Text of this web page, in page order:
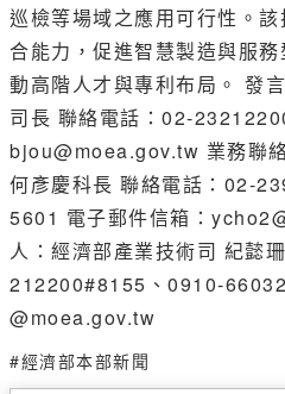
巡檢等場域之應用可行性。
合能力，促進智慧製造與服
動高階人才與專利布局。 發
司長 聯絡電話：02-
bjou@moea.gov.tw 業務聯
何彥慶科長 聯絡電話：02-
5601 電子郵件信箱：
人：經濟部產業技術司 紀懿
212200#8155、0910-
@moea.gov.tw
#經濟部本部新聞